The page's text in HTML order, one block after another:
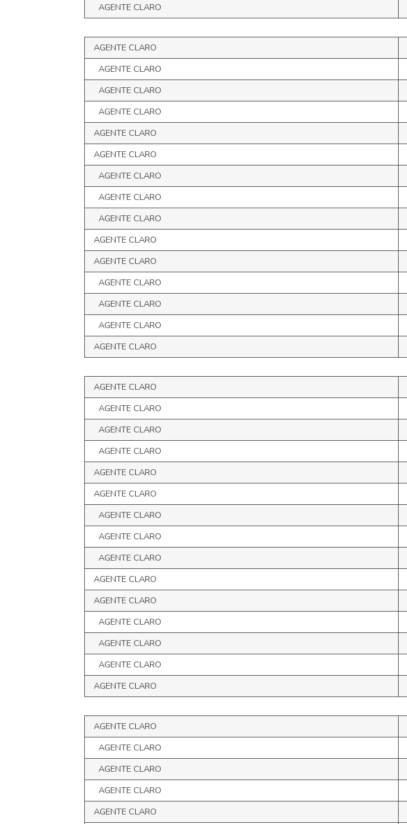
AGENTE CLARO
AGENTE CLARO
AGENTE CLARO
AGENTE CLARO
AGENTE CLARO
AGENTE CLARO
AGENTE CLARO
AGENTE CLARO
AGENTE CLARO
AGENTE CLARO
AGENTE CLARO
AGENTE CLARO
AGENTE CLARO
AGENTE CLARO
AGENTE CLARO
AGENTE CLARO
AGENTE CLARO
AGENTE CLARO
AGENTE CLARO
AGENTE CLARO
AGENTE CLARO
AGENTE CLARO
AGENTE CLARO
AGENTE CLARO
AGENTE CLARO
AGENTE CLARO
AGENTE CLARO
AGENTE CLARO
AGENTE CLARO
AGENTE CLARO
AGENTE CLARO
AGENTE CLARO
AGENTE CLARO
AGENTE CLARO
AGENTE CLARO
AGENTE CLARO